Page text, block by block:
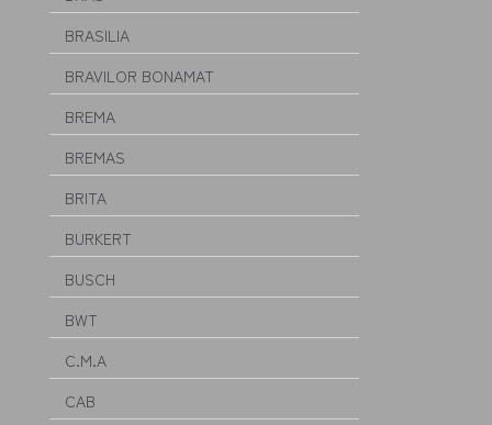
BRASILIA
BRAVILOR BONAMAT
BREMA
BREMAS
BRITA
BURKERT
BUSCH
BWT
C.M.A
CAB